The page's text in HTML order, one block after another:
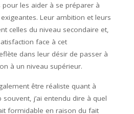
les aider à se préparer à
Leur ambition et leurs
celles du niveau secondaire et,
face à cet
dans leur désir de passer à
à un niveau supérieur.
être réaliste quant à
j’ai entendu dire à quel
formidable en raison du fait